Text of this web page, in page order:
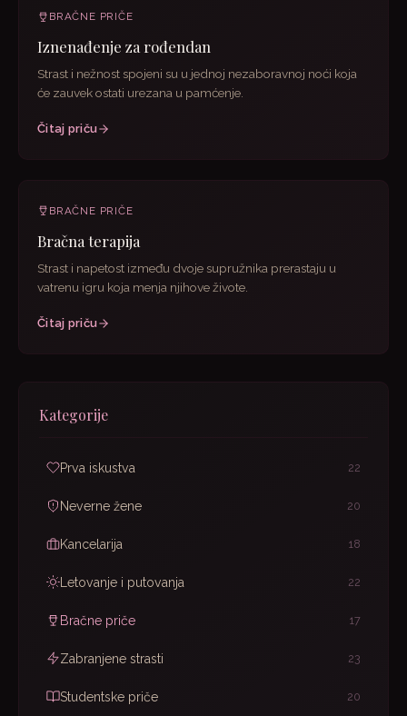
BRAČNE PRIČE
Iznenađenje za rođendan
Strast i nežnost spojeni su u jednoj nezaboravnoj noći koja
će zauvek ostati urezana u pamćenje.
Čitaj priču
BRAČNE PRIČE
Bračna terapija
Strast i napetost između dvoje supružnika prerastaju u
vatrenu igru koja menja njihove živote.
Čitaj priču
Kategorije
Prva iskustva 22
Neverne žene 20
Kancelarija 18
Letovanje i putovanja 22
Bračne priče 17
Zabranjene strasti 23
Studentske priče 20